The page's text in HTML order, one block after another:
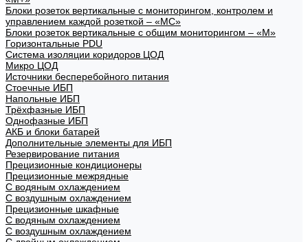
Блоки розеток вертикальные с мониторингом, контролем и
управлением каждой розеткой – «МС»
Блоки розеток вертикальные с общим мониторингом – «М»
Горизонтальные PDU
Система изоляции коридоров ЦОД
Микро ЦОД
Источники бесперебойного питания
Стоечные ИБП
Напольные ИБП
Трёхфазные ИБП
Однофазные ИБП
АКБ и блоки батарей
Дополнительные элементы для ИБП
Резервирование питания
Прецизионные кондиционеры
Прецизионные межрядные
С водяным охлаждением
С воздушным охлаждением
Прецизионные шкафные
С водяным охлаждением
С воздушным охлаждением